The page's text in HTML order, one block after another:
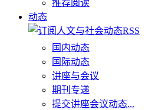
推荐阅读
动态
国内动态
国际动态
讲座与会议
期刊专递
提交讲座会议动态...